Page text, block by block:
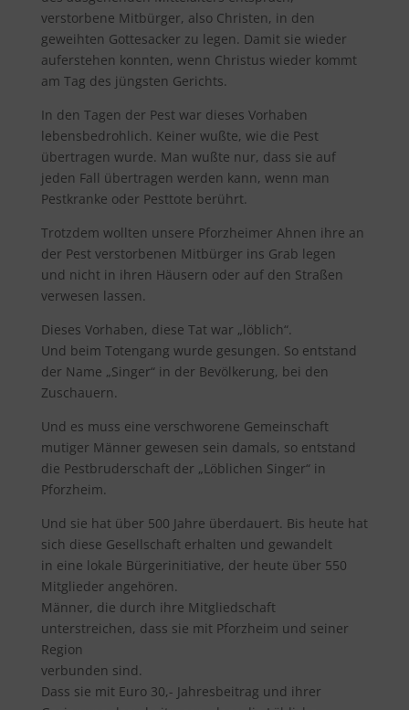
verstorbene Mitbürger, also Christen, in den
geweihten Gottesacker zu legen. Damit sie wieder
auferstehen konnten, wenn Christus wieder kommt
am Tag des jüngsten Gerichts.
In den Tagen der Pest war dieses Vorhaben
lebensbedrohlich. Keiner wußte, wie die Pest
übertragen wurde. Man wußte nur, dass sie auf
jeden Fall übertragen werden kann, wenn man
Pestkranke oder Pesttote berührt.
Trotzdem wollten unsere Pforzheimer Ahnen ihre an
der Pest verstorbenen Mitbürger ins Grab legen
und nicht in ihren Häusern oder auf den Straßen
verwesen lassen.
Dieses Vorhaben, diese Tat war „löblich“.
Und beim Totengang wurde gesungen. So entstand
der Name „Singer“ in der Bevölkerung, bei den
Zuschauern.
Und es muss eine verschworene Gemeinschaft
mutiger Männer gewesen sein damals, so entstand
die Pestbruderschaft der „Löblichen Singer“ in
Pforzheim.
Und sie hat über 500 Jahre überdauert. Bis heute hat
sich diese Gesellschaft erhalten und gewandelt
in eine lokale Bürgerinitiative, der heute über 550
Mitglieder angehören.
Männer, die durch ihre Mitgliedschaft
unterstreichen, dass sie mit Pforzheim und seiner
Region
verbunden sind.
Dass sie mit Euro 30,- Jahresbeitrag und ihrer